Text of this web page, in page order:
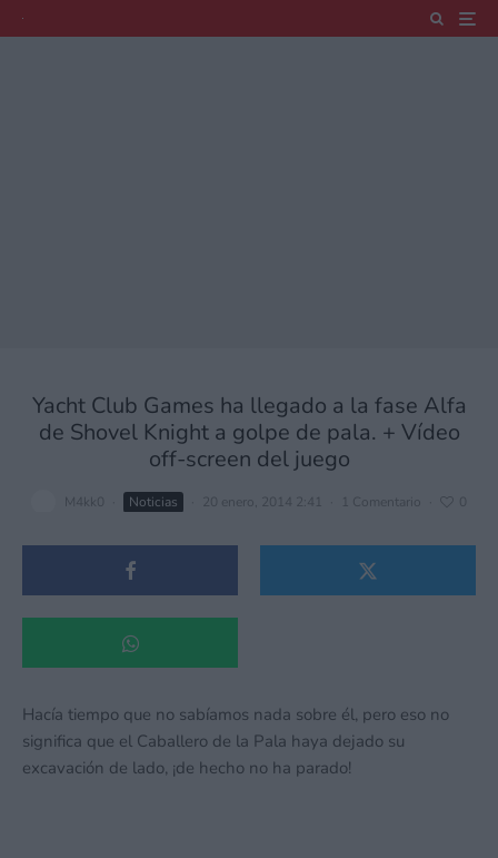
Yacht Club Games ha llegado a la fase Alfa
de Shovel Knight a golpe de pala. + Vídeo
off-screen del juego
M4kk0 Noticias 20 enero, 2014 2:41 1 Comentario 0
Hacía tiempo que no sabíamos nada sobre él, pero eso no
significa que el Caballero de la Pala haya dejado su
excavación de lado, ¡de hecho no ha parado!